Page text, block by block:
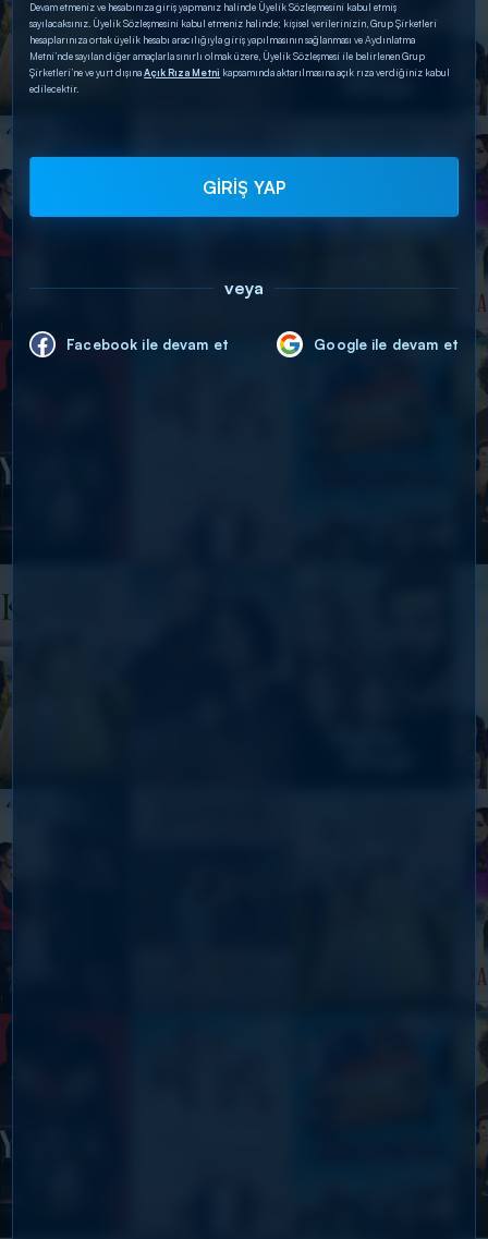
Devam etmeniz ve hesabınıza giriş yapmanız halinde Üyelik Sözleşmesini kabul etmiş
sayılacaksınız. Üyelik Sözleşmesini kabul etmeniz halinde; kişisel verilerinizin, Grup Şirketleri
hesaplarınıza ortak üyelik hesabı aracılığıyla giriş yapılmasının sağlanması ve Aydınlatma
Metni’nde sayılan diğer amaçlarla sınırlı olmak üzere, Üyelik Sözleşmesi ile belirlenen Grup
Şirketleri’ne ve yurt dışınaAçık Rıza Metni kapsamında aktarılmasına açık rıza verdiğiniz kabul
edilecektir.
GİRİŞ YAP
veya
Facebook ile devam et Google ile devam et